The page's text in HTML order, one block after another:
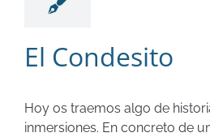
El Condesito
Hoy os traemos algo de
inmersiones. En concreto de